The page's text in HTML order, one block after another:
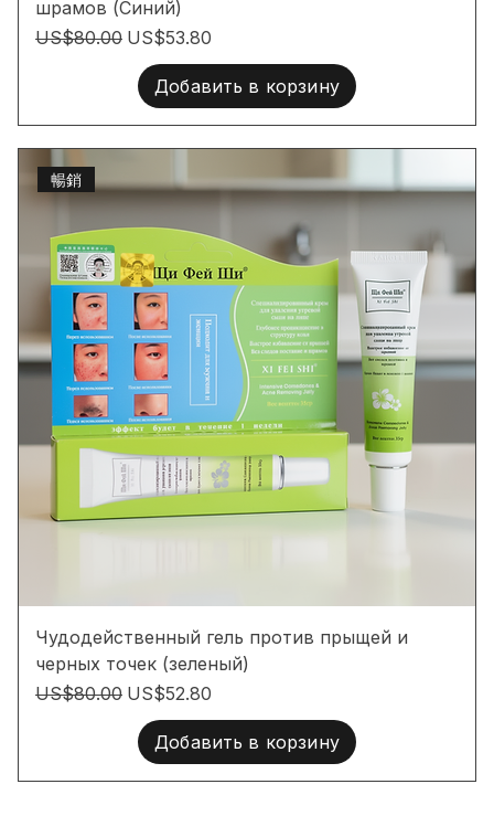
Многофункциональный крем против акне и
шрамов (Синий)
Обычная ценаЦена со скидкой
US$53.80
Добавить в корзину
Чудодейственный гель против прыщей и
черных точек (зеленый)
Обычная ценаЦена со скидкой
US$52.80
Добавить в корзину